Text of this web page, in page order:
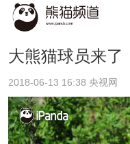
大熊猫球员来了
2018-06-13 16:38 央视网